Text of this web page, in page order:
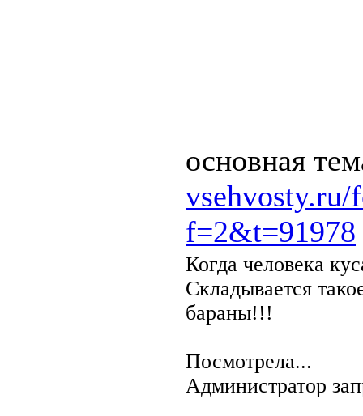
основная
f=2&t=91978
Когда человека
Складывается
бараны!!!
Посмотрела...
Администратор